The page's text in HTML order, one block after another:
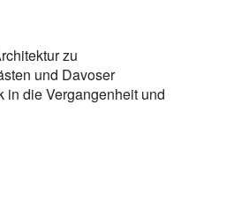
zu
und Davoser
die Vergangenheit und